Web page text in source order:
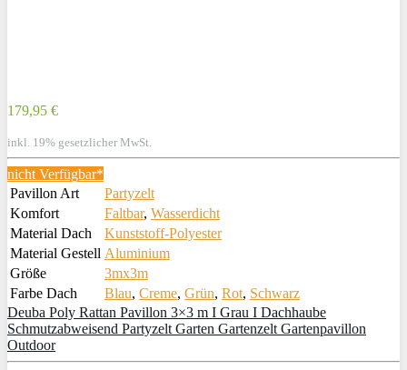
179,95 €
inkl. 19% gesetzlicher MwSt.
nicht Verfügbar*
Pavillon Art
Partyzelt
Komfort
Faltbar, Wasserdicht
Material Dach
Kunststoff-Polyester
Material Gestell Aluminium
Größe
3mx3m
Farbe Dach
Blau, Creme, Grün, Rot, Schwarz
Deuba Poly Rattan Pavillon 3×3 m I Grau I Dachhaube
Schmutzabweisend Partyzelt Garten Gartenzelt Gartenpavillon
Outdoor